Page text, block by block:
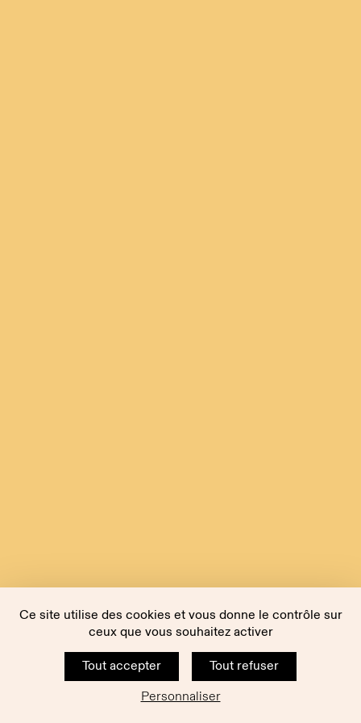
Ce site utilise des cookies et vous donne le contrôle sur
ceux que vous souhaitez activer
Tout accepter
Tout refuser
Personnaliser